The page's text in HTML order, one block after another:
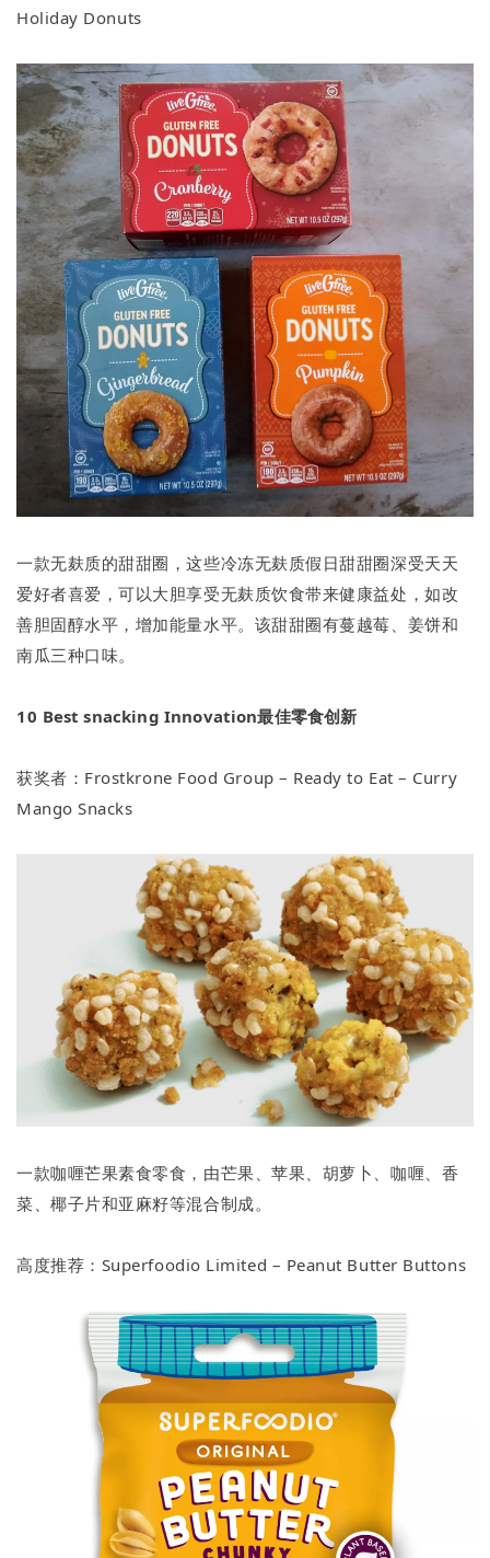
Holiday Donuts
一款无麸质的甜甜圈，这些冷冻无麸质假日甜甜圈深受天天
爱好者喜爱，可以大胆享受无麸质饮食带来健康益处，如改
善胆固醇水平，增加能量水平。该甜甜圈有蔓越莓、姜饼和
南瓜三种口味。
10 Best snacking Innovation最佳零食创新
获奖者：Frostkrone Food Group – Ready to Eat – Curry
Mango Snacks
一款咖喱芒果素食零食，由芒果、苹果、胡萝卜、咖喱、香
菜、椰子片和亚麻籽等混合制成。
高度推荐：Superfoodio Limited – Peanut Butter Buttons